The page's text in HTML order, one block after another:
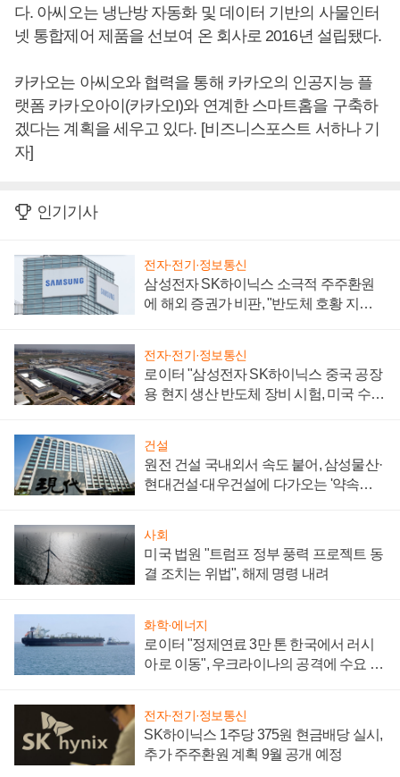
다. 아씨오는 냉난방 자동화 및 데이터 기반의 사물인터
넷 통합제어 제품을 선보여 온 회사로 2016년 설립됐다.
카카오는 아씨오와 협력을 통해 카카오의 인공지능 플
랫폼 카카오아이(카카오I)와 연계한 스마트홈을 구축하
겠다는 계획을 세우고 있다. [비즈니스포스트 서하나 기
자]
인기기사
전자·전기·정보통신
삼성전자 SK하이닉스 소극적 주주환원
에 해외 증권가 비판, "반도체 호황 지속
전자·전기·정보통신
로이터 "삼성전자 SK하이닉스 중국 공장
용 현지 생산 반도체 장비 시험, 미국 수출
건설
원전 건설 국내외서 속도 붙어, 삼성물산·
현대건설·대우건설에 다가오는 '약속의
사회
미국 법원 "트럼프 정부 풍력 프로젝트 동
결 조치는 위법", 해제 명령 내려
화학·에너지
로이터 "정제연료 3만 톤 한국에서 러시
아로 이동", 우크라이나의 공격에 수요 늘
전자·전기·정보통신
SK하이닉스 1주당 375원 현금배당 실시,
추가 주주환원 계획 9월 공개 예정